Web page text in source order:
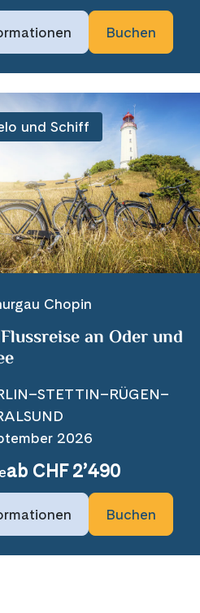
Buchen
und Schiff
Chopin
an Oder und
2026
ab CHF 2’490
Buchen